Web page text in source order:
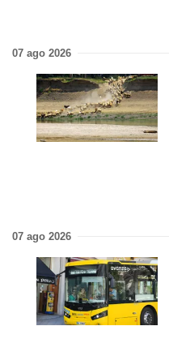
07 ago 2026
07 ago 2026